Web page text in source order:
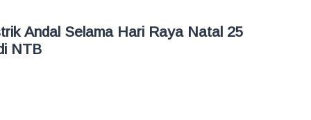
Andal Selama Hari Raya Natal 25
NTB